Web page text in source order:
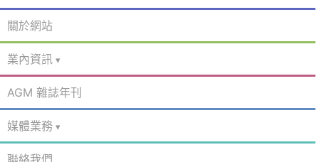
關於網站
業內資訊
AGM 雜誌年刊
媒體業務
聯絡我們